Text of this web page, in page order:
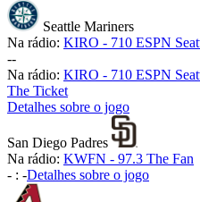
Seattle Mariners
Na rádio: KIRO - 710 ESPN
--
Na rádio: KIRO - 710 ESPN
The Ticket
Detalhes sobre o jogo
San Diego Padres
Na rádio: KWFN - 97.3 The Fan
- : -Detalhes sobre o jogo